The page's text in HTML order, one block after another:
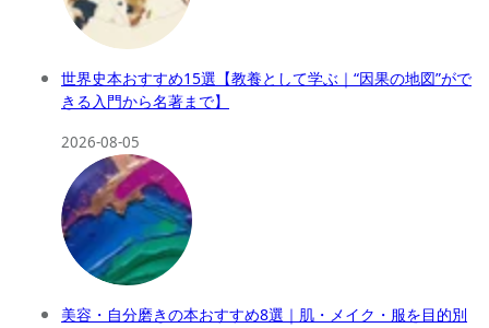
世界史本おすすめ15選【教養として学ぶ｜“因果の地図”がで
きる入門から名著まで】
2026-08-05
美容・自分磨きの本おすすめ8選｜肌・メイク・服を目的別